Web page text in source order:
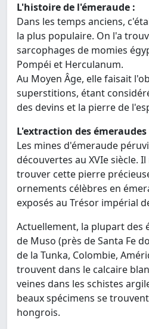
L'histoire de l'émeraude :
Dans les temps anciens,
la plus populaire. On l'a
sarcophages de momies
Pompéi et Herculanum.
Au Moyen Âge, elle faisait
superstitions, étant
des devins et la pierre de
L'extraction des émeraudes
Les mines d'émeraude
découvertes au XVIe siècle.
trouver cette pierre
ornements célèbres en
exposés au Trésor impérial
Actuellement, la plupart des
de Muso (près de Santa Fe
de la Tunka, Colombie,
trouvent dans le calcaire
veines dans les schistes
beaux spécimens se
hongrois.